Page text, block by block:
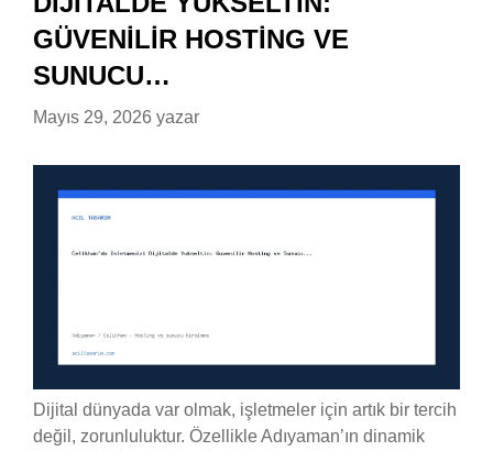
GÜVENILIR HOSTING VE
SUNUCU…
Mayıs 29, 2026 yazar
Dijital dünyada var olmak, işletmeler için artık bir tercih
değil, zorunluluktur. Özellikle Adıyaman’ın dinamik